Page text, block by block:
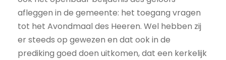
afleggen in de gemeente: het toegang vragen
tot het Avondmaal des Heeren. Wel hebben zij
er steeds op gewezen en dat ook in de
prediking goed doen uitkomen, dat een kerkelijk